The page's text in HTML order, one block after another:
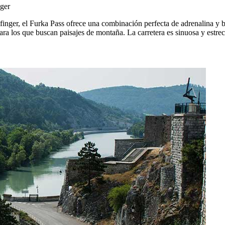
el Furka Pass ofrece una combinación perfecta de adrenalina
los que buscan paisajes de montaña. La carretera es sinuosa y